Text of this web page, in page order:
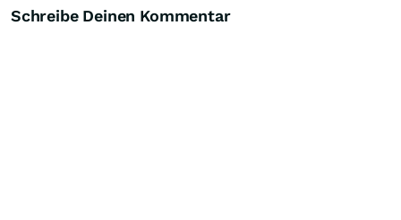
Schreibe Deinen Kommentar